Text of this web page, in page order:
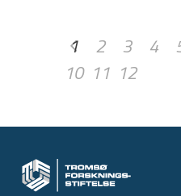
1 2 3 4
10 11 12